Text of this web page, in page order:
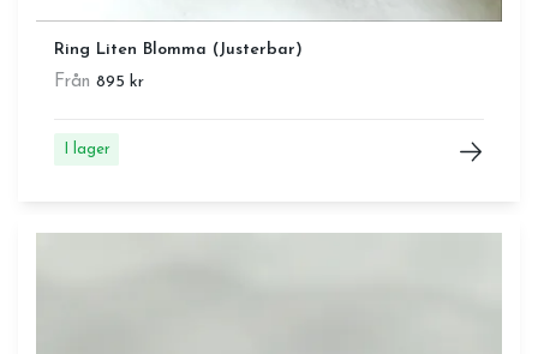
Ring Liten Blomma (Justerbar)
Från 895 kr
I lager